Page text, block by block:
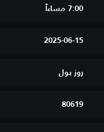
7:00 مساءاََ
2025-06-15
روز بول
80619